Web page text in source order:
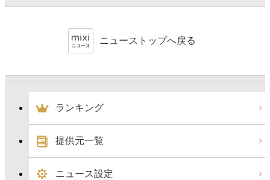
ニューストップへ戻る
ランキング
提供元一覧
ニュース設定